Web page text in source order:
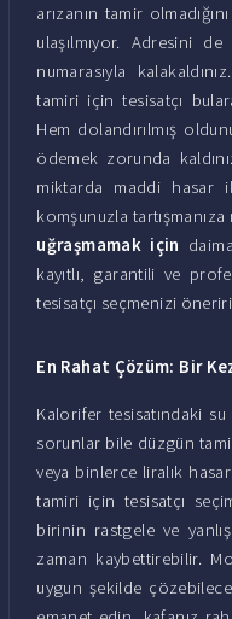
arızanın tamir
ulaşılmıyor. Adresini
numarasıyla
tamiri için tesisatçı
Hem dolandırılmış
ödemek zorunda
miktarda maddi hasar
komşunuzla
uğraşmamak için
kayıtlı, garantili ve
tesisatçı seçmenizi
En Rahat Çözüm: Bir
Kalorifer tesisatındaki su
sorunlar bile düzgün
veya binlerce liralık
tamiri için tesisatçı
birinin rastgele ve
zaman kaybettirebilir.
uygun şekilde